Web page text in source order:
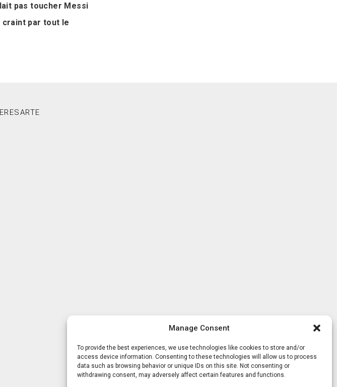
Manage Consent
To provide the best experiences, we use technologies like cookies to store and/or
access device information. Consenting to these technologies will allow us to process
data such as browsing behavior or unique IDs on this site. Not consenting or
withdrawing consent, may adversely affect certain features and functions.
pas toucher Messi
craint par tout le